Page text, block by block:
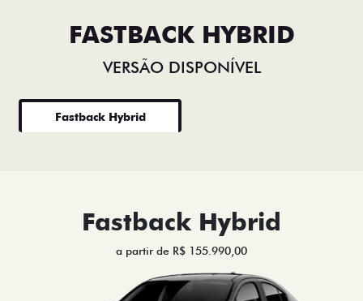
FASTBACK HYBRID
VERSÃO DISPONÍVEL
Fastback Hybrid
Fastback Hybrid
a partir de R$ 155.990,00